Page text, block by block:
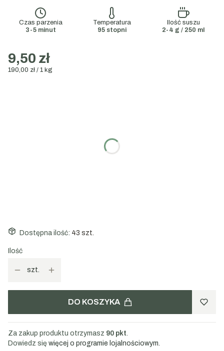
Czas parzenia
3-5 minut
Temperatura
95 stopni
Ilość suszu
2-4 g / 250 ml
9,50 zł
190,00 zł / 1 kg
Dostępna ilość: 43 szt.
Ilość
szt.
DO KOSZYKA
Za zakup produktu otrzymasz 90 pkt.
Dowiedz się więcej o programie lojalnościowym.